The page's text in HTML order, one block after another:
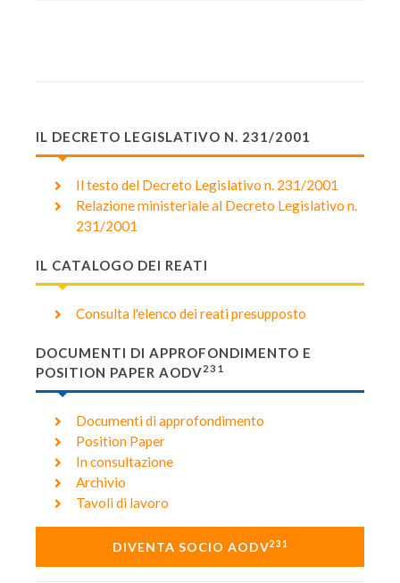
IL DECRETO LEGISLATIVO N. 231/2001
Il testo del Decreto Legislativo n. 231/2001
Relazione ministeriale al Decreto Legislativo n.
231/2001
IL CATALOGO DEI REATI
Consulta l'elenco dei reati presupposto
DOCUMENTI DI APPROFONDIMENTO E
POSITION PAPER AODV231
Documenti di approfondimento
Position Paper
In consultazione
Archivio
Tavoli di lavoro
DIVENTA SOCIO AODV231